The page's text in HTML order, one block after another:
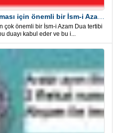
çok önemli bir İsm-i Azam Dua tertibi
duayı kabul eder ve bu i...